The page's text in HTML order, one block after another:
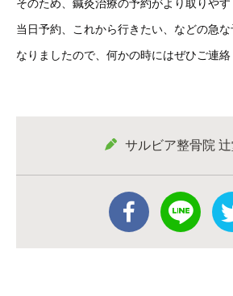
そのため、鍼灸治療の予約がより取りやす
当日予約、これから行きたい、などの急な
なりましたので、何かの時にはぜひご連
サルビア整骨院